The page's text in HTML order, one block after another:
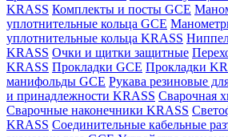
KRASS Комплекты и посты GCE
уплотнительные кольца GCE
уплотнительные кольца KRASS
KRASS Очки и щитки защитные
KRASS Прокладки GCE Прокладки
манифольды GCE Рукава резиновые
и принадлежности KRASS Сварочная
Сварочные наконечники KRASS
KRASS Соединительные кабельные